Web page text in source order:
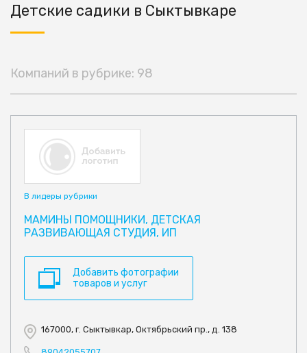
Детские садики в Сыктывкаре
Компаний в рубрике: 98
В лидеры рубрики
МАМИНЫ ПОМОЩНИКИ, ДЕТСКАЯ
РАЗВИВАЮЩАЯ СТУДИЯ, ИП
Добавить фотографии
товаров и услуг
167000, г. Сыктывкар, Октябрьский пр., д. 138